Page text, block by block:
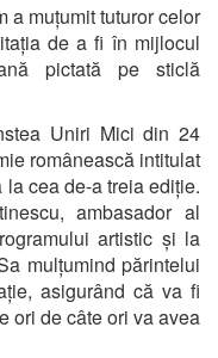
a muțumit tuturor celor
de a fi în mijlocul
pictată pe sticlă
Uniri Mici din 24
românească intitulat
la cea de-a treia ediție.
ambasador al
artistic și la
mulțumind părintelui
asigurând că va fi
ori de câte ori va avea